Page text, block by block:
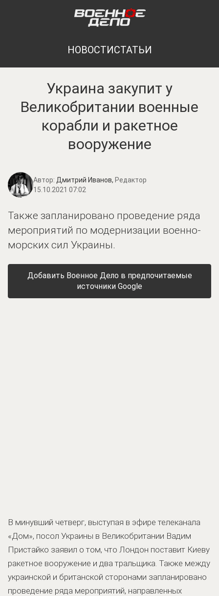
НОВОСТИСТАТЬИ
Украина закупит у
Великобритании военные
корабли и ракетное
вооружение
Автор: Дмитрий Иванов, Редактор
15.10.2021 07:02
Также запланировано проведение ряда
мероприятий по модернизации военно-
морских сил Украины.
Добавить Военное Дело в предпочитаемые
источники Google
В минувший четверг, выступая в эфире телеканала
«Дом», посол Украины в Великобритании Вадим
Пристайко заявил о том, что Лондон поставит Киеву
ракетное вооружение и два тральщика. Также между
украинской и британской сторонами запланировано
проведение ряда мероприятий, направленных